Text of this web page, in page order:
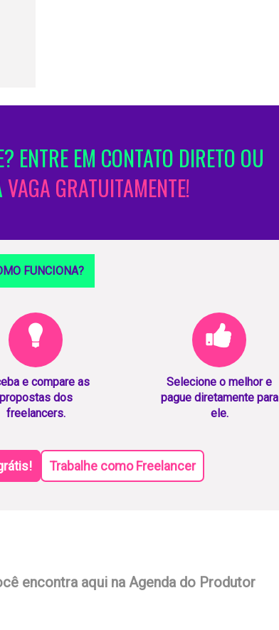
ENTRE EM CONTATO DIRETO OU
VAGA GRATUITAMENTE!
FUNCIONA?
e compare as
propostas dos
freelancers.
Selecione o melhor e
pague diretamente para
ele.
Trabalhe como Freelancer
encontra aqui na Agenda do Produtor